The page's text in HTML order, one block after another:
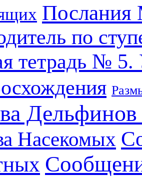
Послания
по
тетрадь №
Насекомых